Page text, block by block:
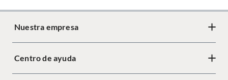
Nuestra empresa
Acerca de Crate
Centro de ayuda